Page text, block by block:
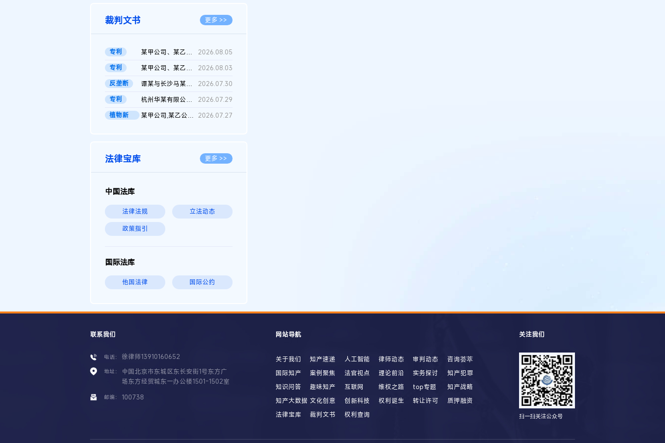
裁判文书 更多 >>
专利 某甲公司、某乙公司、某丙公司申请诉前行为保全复议裁定书
2026.08.05
专利
某甲公司、某乙公司、官某与某丙公司专利申请权权属纠纷 二审判决...
2026.08.03
反垄断
谭某与长沙马某堆农产品股份有限公司滥用市场支配地位纠纷二审裁...
2026.07.30
专利
杭州华某有限公司与菲某有限公司侵害发明专利权纠纷
2026.07.29
植物新
某甲公司,某乙公司,某门市部,某丙公司植物新品种临时保护期使用费... 2026.07.27
法律宝库 更多 >>
中国法库
法律法规 立法动态
政策指引
国际法库
他国法律 国际公约
联系我们
电话： 徐律师13910160652
地址：
中国北京市东城区东长安街1号东方广
场东方经贸城东一办公楼1501-1502室
邮编： 100738
网站导航
关于我们 知产速递 人工智能 律师动态 审判动态
咨询荟萃
国际知产
案例聚焦 法官视点 理论前沿 实务探讨
知产犯罪
知识问答
趣味知产 互联网 维权之路 top专题
知产战略
知产大数据 文化创意 创新科技 权利诞生 转让许可
质押融资
法律宝库
裁判文书 权利查询
关注我们
扫一扫关注公众号